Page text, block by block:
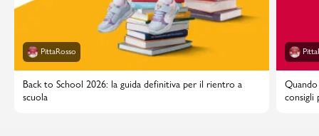
PittaRosso
Back to School 2026: la guida definitiva per il rientro a
scuola
consigli